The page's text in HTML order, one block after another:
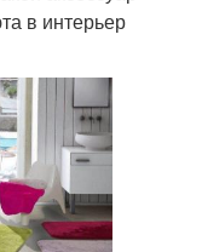
в интерьер